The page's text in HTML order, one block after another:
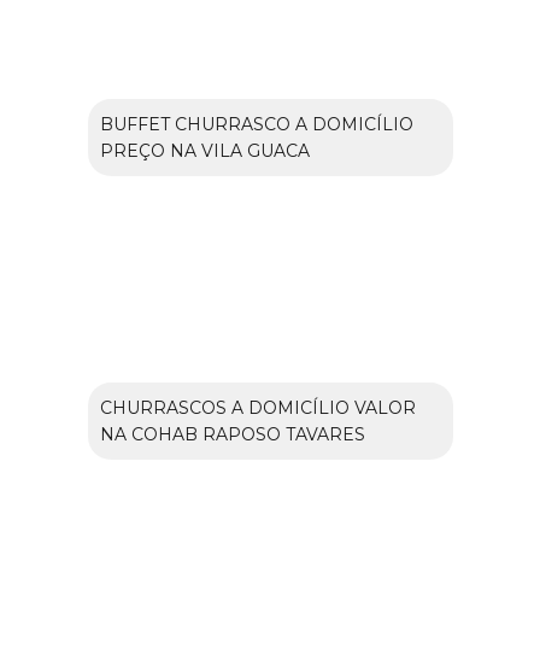
BUFFET CHURRASCO A DOMICÍLIO
PREÇO NA VILA GUACA
CHURRASCOS A DOMICÍLIO VALOR
NA COHAB RAPOSO TAVARES